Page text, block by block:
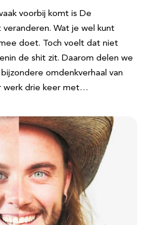
voorbij komt is De
veranderen. Wat je wel kunt
doet. Toch voelt dat niet
de shit zit. Daarom delen we
omdenkverhaal van
werk drie keer met…